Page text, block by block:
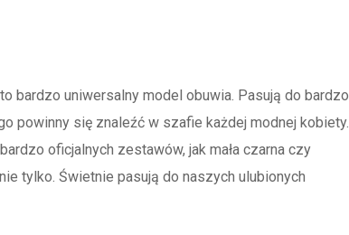
bardzo uniwersalny model obuwia. Pasują do bardzo
powinny się znaleźć w szafie każdej modnej kobiety.
oficjalnych zestawów, jak mała czarna czy
tylko. Świetnie pasują do naszych ulubionych